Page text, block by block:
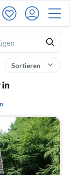
Sortieren
in